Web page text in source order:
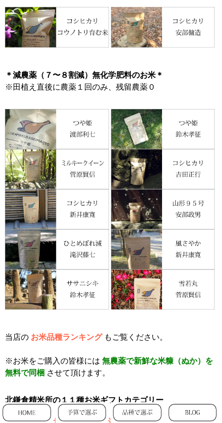
＊減農薬（７〜８割減）無化学肥料のお米＊
※田植え直後に農薬１回のみ、残留農薬０
当店の お米品種ランキング もご覧ください。
※お米をご購入の皆様には 無農薬で新鮮な米糠（ぬか）を
無料で同梱 させて頂けます。
北鎌倉精米所の１１種お米ギフトカテゴリー